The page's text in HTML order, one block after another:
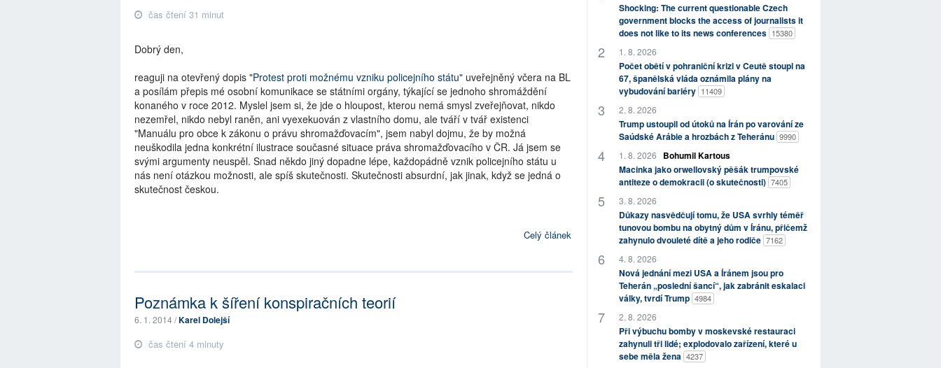
čas čtení 31 minut
Dobrý den,
reaguji na otevřený dopis "Protest proti možnému vzniku policejního státu" uveřejněný včera na BL
a posílám přepis mé osobní komunikace se státními orgány, týkající se jednoho shromáždění
konaného v roce 2012. Myslel jsem si, že jde o hloupost, kterou nemá smysl zveřejňovat, nikdo
nezemřel, nikdo nebyl raněn, ani vyexekuován z vlastního domu, ale tváří v tvář existenci
"Manuálu pro obce k zákonu o právu shromažďovacím", jsem nabyl dojmu, že by možná
neuškodila jedna konkrétní ilustrace současné situace práva shromažďovacího v ČR. Já jsem se
svými argumenty neuspěl. Snad někdo jiný dopadne lépe, každopádně vznik policejního státu u
nás není otázkou možnosti, ale spíš skutečnosti. Skutečnosti absurdní, jak jinak, když se jedná o
skutečnost českou.
Celý článek
Poznámka k šíření konspiračních teorií
6. 1. 2014 /Karel Dolejší
čas čtení 4 minuty
Shocking: The current questionable Czech
government blocks the access of journalists it
does not like to its news conferences 15380
1. 8. 2026
Počet obětí v pohraniční krizi v Ceutě stoupl na
67, španělská vláda oznámila plány na
vybudování bariéry 11409
2. 8. 2026
Trump ustoupil od útoků na Írán po varování ze
Saúdské Arábie a hrozbách z Teheránu 9990
1. 8. 2026
Bohumil Kartous
Macinka jako orwellovský pěšák trumpovské
antiteze o demokracii (o skutečnosti) 7405
3. 8. 2026
Důkazy nasvědčují tomu, že USA svrhly téměř
tunovou bombu na obytný dům v Íránu, přičemž
zahynulo dvouleté dítě a jeho rodiče 7162
4. 8. 2026
Nová jednání mezi USA a Íránem jsou pro
Teherán „poslední šancí“, jak zabránit eskalaci
války, tvrdí Trump 4984
2. 8. 2026
Při výbuchu bomby v moskevské restauraci
zahynuli tři lidé; explodovalo zařízení, které u
sebe měla žena 4237